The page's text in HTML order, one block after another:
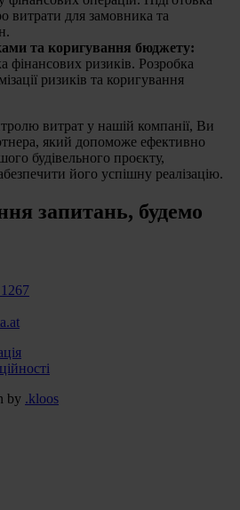
витрати для замовника та
та коригування бюджету:
фінансових ризиків. Розробка
ризиків та коригування
витрат у нашій компанії, Ви
який допоможе ефективно
будівельного проєкту,
його успішну реалізацію.
запитань, будемо
by .kloos